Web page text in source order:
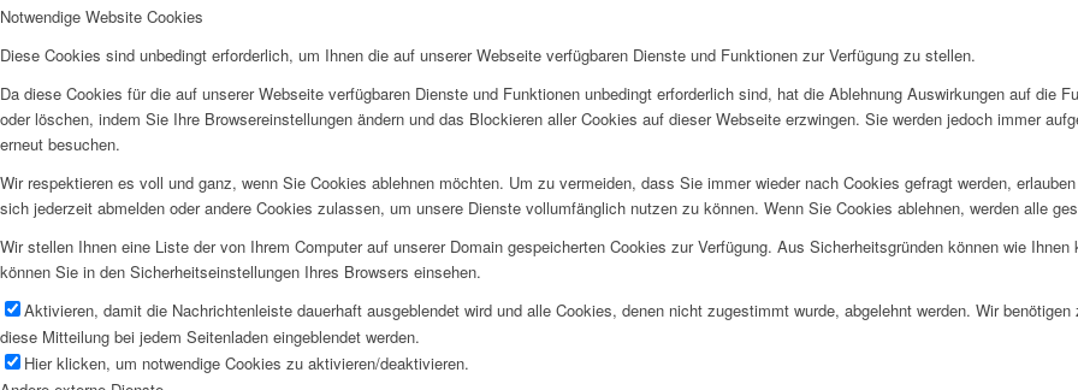
Notwendige Website Cookies
Diese Cookies sind unbedingt erforderlich, um Ihnen die auf unserer Webseite verfügbaren Dienste und Funktionen zur Verfügung zu stellen.
Da diese Cookies für die auf unserer Webseite verfügbaren Dienste und Funktionen unbedingt erforderlich sind, hat die Ablehnung Auswirkungen auf die
oder löschen, indem Sie Ihre Browsereinstellungen ändern und das Blockieren aller Cookies auf dieser Webseite erzwingen. Sie werden jedoch immer
erneut besuchen.
Wir respektieren es voll und ganz, wenn Sie Cookies ablehnen möchten. Um zu vermeiden, dass Sie immer wieder nach Cookies gefragt werden,
sich jederzeit abmelden oder andere Cookies zulassen, um unsere Dienste vollumfänglich nutzen zu können. Wenn Sie Cookies ablehnen, werden alle
Wir stellen Ihnen eine Liste der von Ihrem Computer auf unserer Domain gespeicherten Cookies zur Verfügung. Aus Sicherheitsgründen können wie
können Sie in den Sicherheitseinstellungen Ihres Browsers einsehen.
Aktivieren, damit die Nachrichtenleiste dauerhaft ausgeblendet wird und alle Cookies, denen nicht zugestimmt wurde, abgelehnt werden. Wir
diese Mitteilung bei jedem Seitenladen eingeblendet werden.
Hier klicken, um notwendige Cookies zu aktivieren/deaktivieren.